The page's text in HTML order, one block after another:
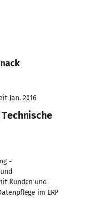
Jan. 2016
-
Kunden und
im ERP